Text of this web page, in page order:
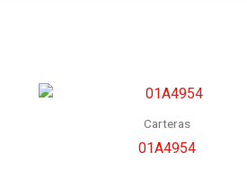
Carteras
01A4954